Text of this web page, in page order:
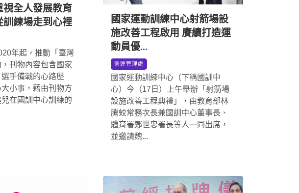
視全人發展教育
訓練場走到心裡
年起，推動「臺灣
刊物內容包含國家
手備戰的心路歷
小事，藉由刊物方
在國訓中心訓練的
國家運動訓練中心射箭場設
施改善工程啟用 賡續打造運
動員優...
營運管理處 *
國家運動訓練中心（下稱國訓中
心）今（17日）上午舉辦「射箭場
設施改善工程典禮」，由教育部林
騰蛟常務次長兼國訓中心董事長、
體育署鄭世忠署長等人一同出席，
並邀請魏...